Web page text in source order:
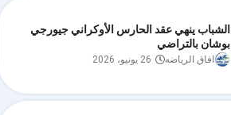
الشباب ينهي عقد الحارس الأوكراني جيورجي
بوشان بالتراضي
افاق الرياضه 26 يونيو، 2026